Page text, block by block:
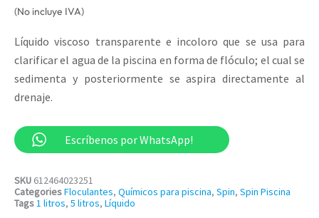
(No incluye IVA)
Líquido viscoso transparente e incoloro que se usa para
clarificar el agua de la piscina en forma de flóculo; el cual se
sedimenta y posteriormente se aspira directamente al
drenaje.
Escríbenos por WhatsApp!
SKU 612464023251
CategoriesFloculantes, Químicos para piscina, Spin, Spin Piscina
Tags1 litros, 5 litros, Líquido